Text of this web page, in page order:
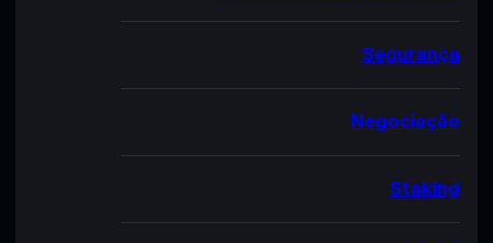
Segurança
Negociação
Staking